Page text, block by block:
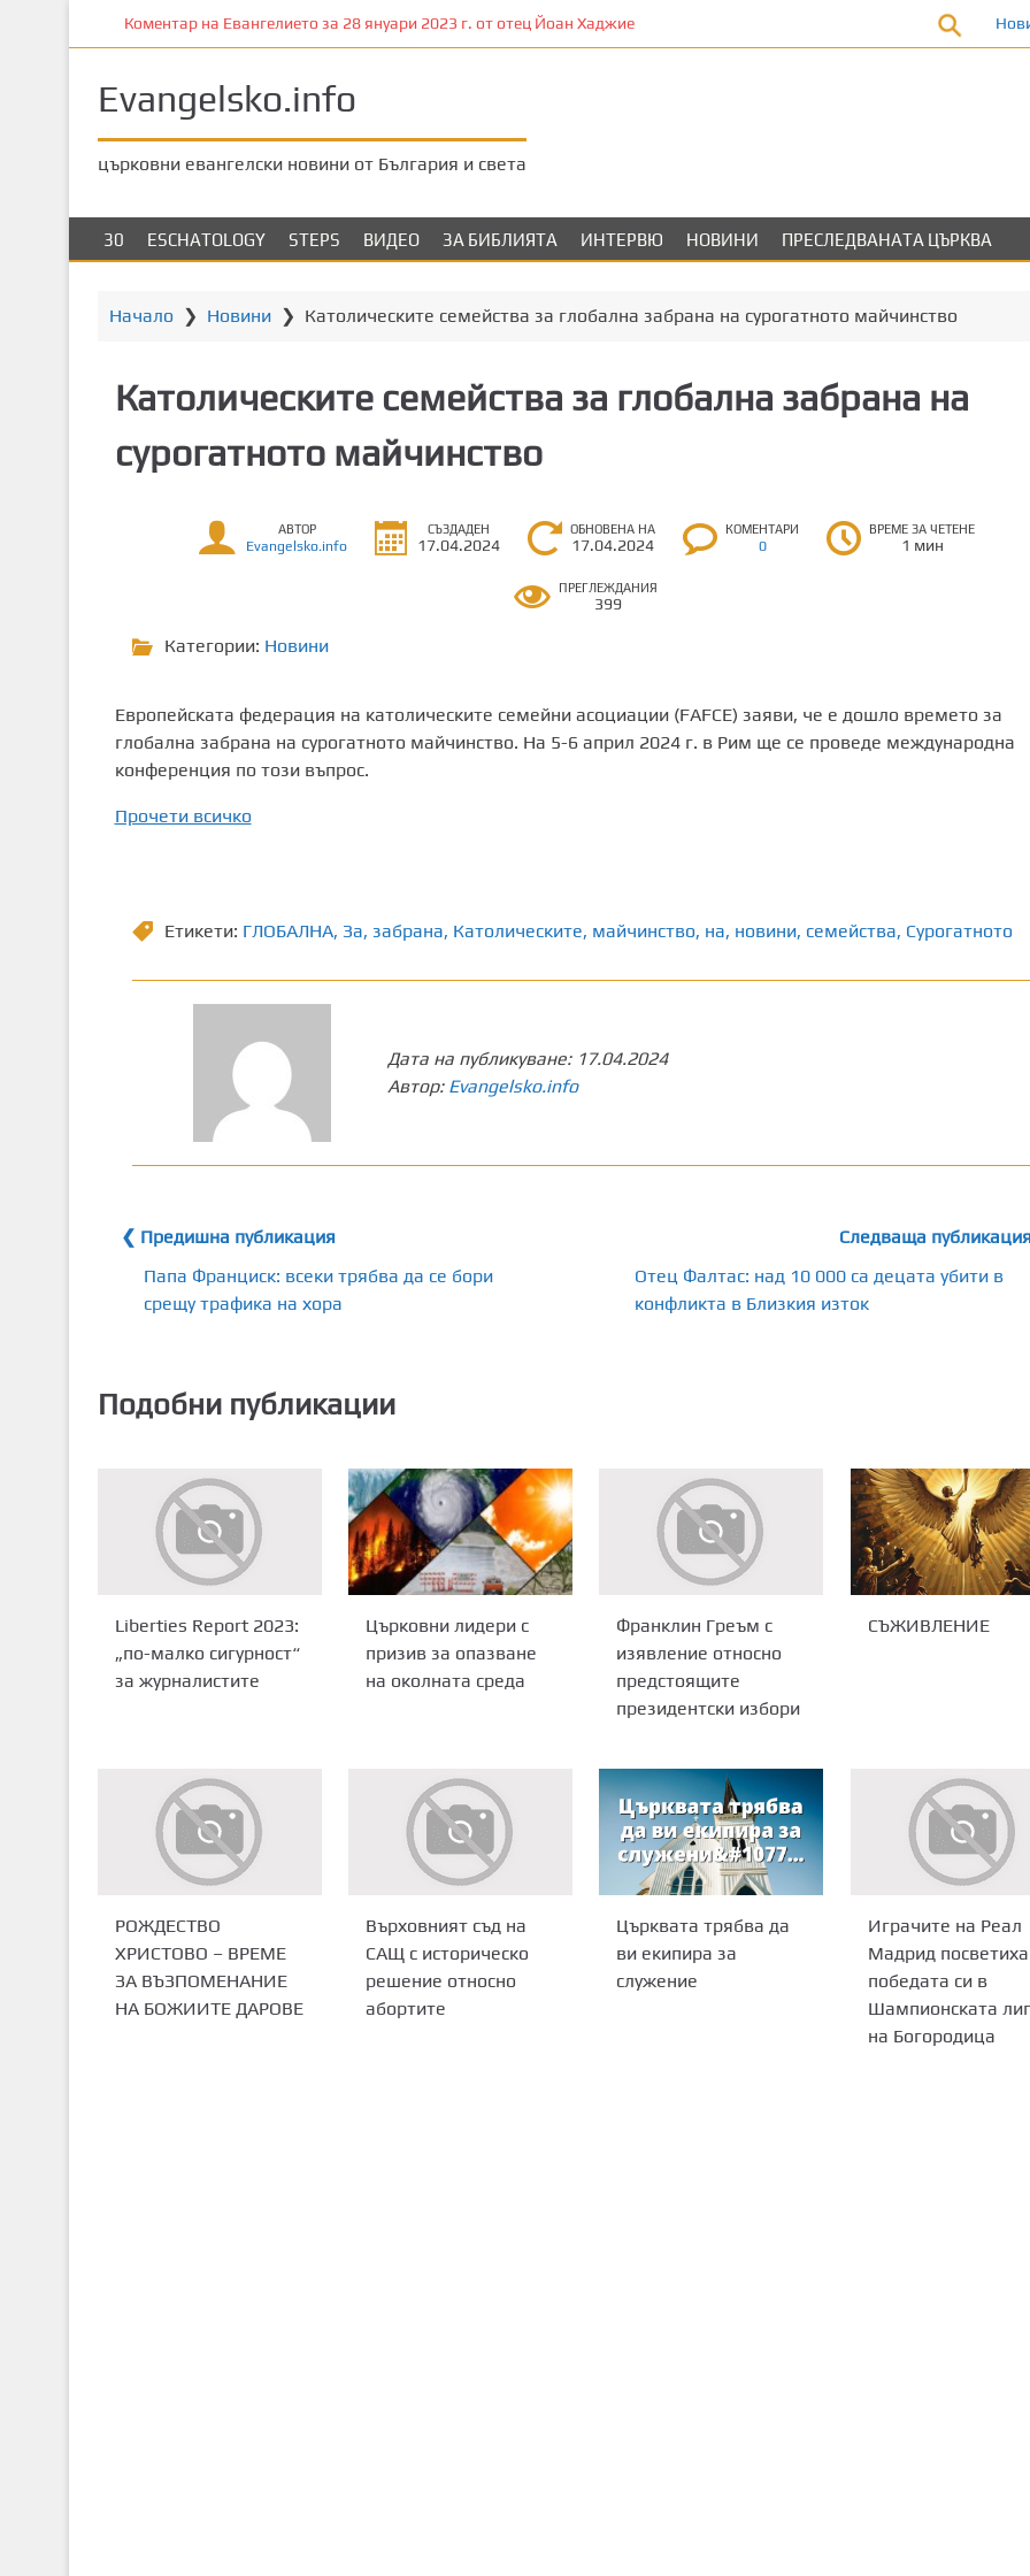
к
Коментар на Евангелието за 28 януари 2023 г. от отец Йоан Хаджие
Evangelsko.info
църковни евангелски новини от България и света
30 ESCHATOLOGY STEPS ВИДЕО ЗА БИБЛИЯТА ИНТЕРВЮ НОВИНИ ПРЕСЛЕДВАНАТА ЦЪРКВА
Начало ❯ Новини❯ Католическите семейства за глобална забрана на сурогатното майчинство
Католическите семейства за глобална забрана на
сурогатното майчинство
АВТОР
Evangelsko.info
СЪЗДАДЕН
17.04.2024
ОБНОВЕНА НА
17.04.2024
КОМЕНТАРИ
0
ВРЕМЕ ЗА ЧЕТЕНЕ
1 мин
ПРЕГЛЕЖДАНИЯ
399
Категории: Новини
Европейската федерация на католическите семейни асоциации (FAFCE) заяви, че е дошло времето за
глобална забрана на сурогатното майчинство. На 5-6 април 2024 г. в Рим ще се проведе международна
конференция по този въпрос.
Прочети всичко
Етикети: ГЛОБАЛНА, Зa, забрана, Католическите, майчинство, на, новини, семейства, Сурогатното
Дата на публикуване: 17.04.2024
Автор: Evangelsko.info
❮ Предишна публикация
Папа Франциск: всеки трябва да се бори
срещу трафика на хора
Следваща
Отец Фалтас: над 10 000 са децата убити в
конфликта в Близкия изток
Подобни публикации
Liberties Report 2023:
„по-малко сигурност“
за журналистите
Църковни лидери с
призив за опазване
на околната среда
Франклин Греъм с
изявление относно
предстоящите
президентски избори
СЪЖИВЛЕНИЕ
РОЖДЕСТВО
ХРИСТОВО – ВРЕМЕ
ЗА ВЪЗПОМЕНАНИЕ
НА БОЖИИТЕ ДАРОВЕ
Върховният съд на
САЩ с историческо
решение относно
абортите
Църквата трябва да
ви екипира за
служение
Играчите на Реал
Мадрид посветиха
победата си в
Шампионската
на Богородица